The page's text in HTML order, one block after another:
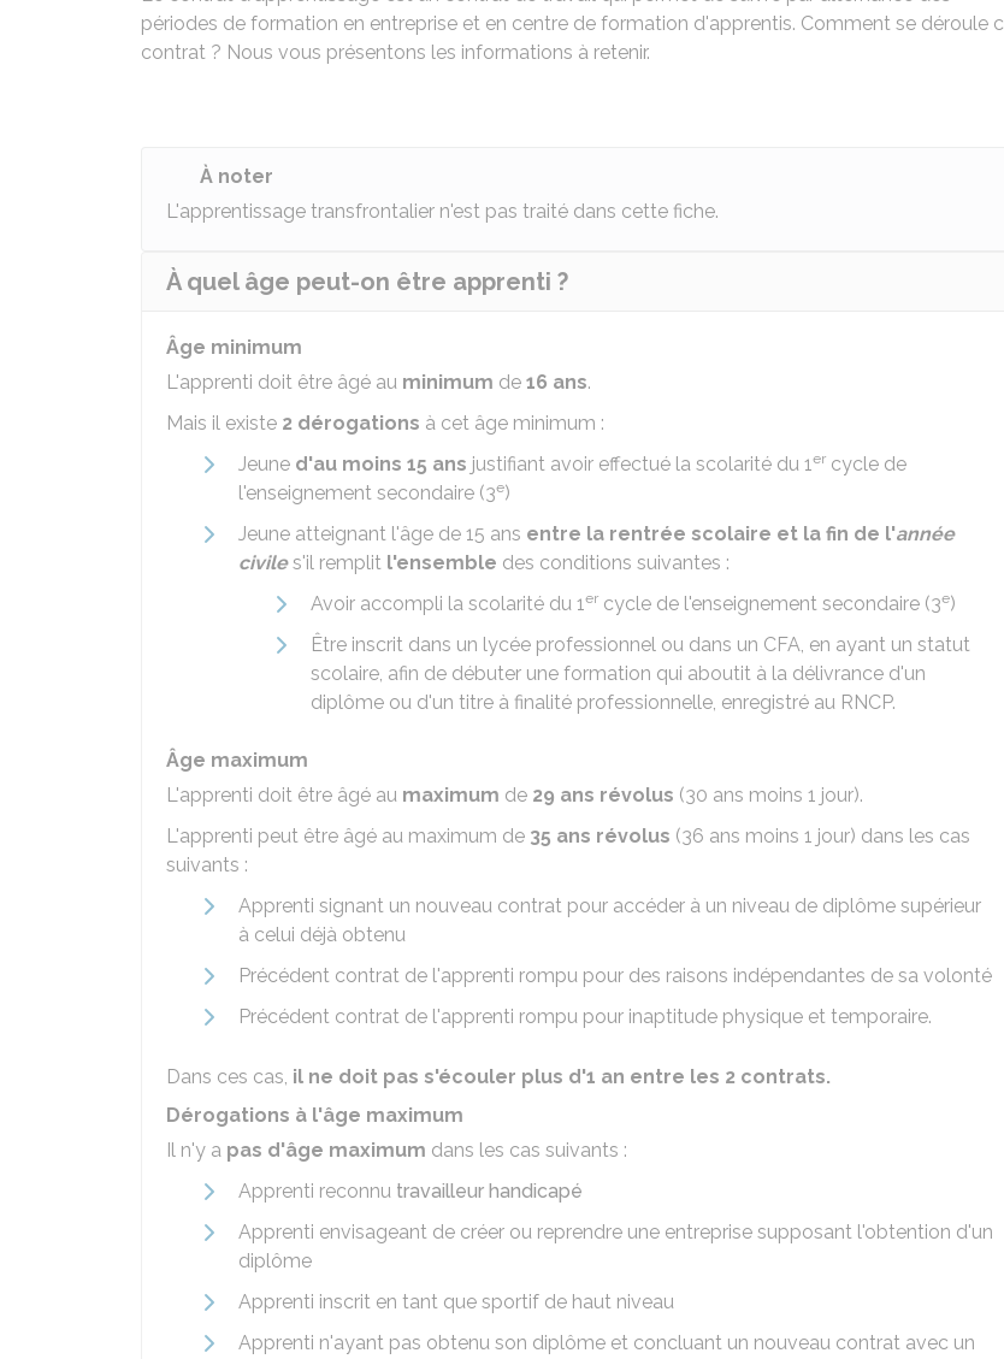
périodes de formation en entreprise et en centre de formation d'apprentis. Comment se déroule
contrat ? Nous vous présentons les informations à retenir.
À noter
L'apprentissage transfrontalier n'est pas traité dans cette fiche.
À quel âge peut-on être apprenti ?
Âge minimum
L'apprenti doit être âgé au minimum de 16 ans.
Mais il existe 2 dérogations à cet âge minimum :
Jeune d'au moins 15 ans justifiant avoir effectué la scolarité du 1er cycle de
l'enseignement secondaire (3e)
Jeune atteignant l'âge de 15 ans entre la rentrée scolaire et la fin de l'année
civiles'il remplit l'ensemble des conditions suivantes :
Avoir accompli la scolarité du 1er cycle de l'enseignement secondaire (3e)
Être inscrit dans un lycée professionnel ou dans un CFA, en ayant un statut
scolaire, afin de débuter une formation qui aboutit à la délivrance d'un
diplôme ou d'un titre à finalité professionnelle, enregistré au RNCP.
Âge maximum
L'apprenti doit être âgé au maximum de 29 ans révolus (30 ans moins 1 jour).
L'apprenti peut être âgé au maximum de 35 ans révolus (36 ans moins 1 jour) dans les cas
suivants :
Apprenti signant un nouveau contrat pour accéder à un niveau de diplôme supérieur
à celui déjà obtenu
Précédent contrat de l'apprenti rompu pour des raisons indépendantes de sa volonté
Précédent contrat de l'apprenti rompu pour inaptitude physique et temporaire.
Dans ces cas, il ne doit pas s'écouler plus d'1 an entre les 2 contrats.
Dérogations à l'âge maximum
Il n'y a pas d'âge maximum dans les cas suivants :
Apprenti reconnu travailleur handicapé
Apprenti envisageant de créer ou reprendre une entreprise supposant l'obtention d'un
diplôme
Apprenti inscrit en tant que sportif de haut niveau
Apprenti n'ayant pas obtenu son diplôme et concluant un nouveau contrat avec un